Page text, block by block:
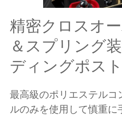
精密クロスオ
＆スプリング
ディングポスト
最高級のポリエステルコ
ルのみを使用して慎重に